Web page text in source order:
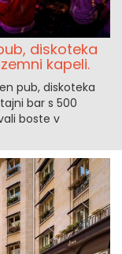
diskoteka
kapeli.
pub, diskoteka
bar s 500
boste v